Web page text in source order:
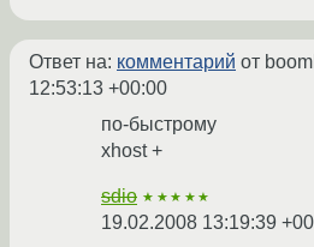
Ответ на: комментарий от
12:53:13 +00:00
по-быстрому
xhost +
sdio ★★★★★
19.02.2008 13:19:39